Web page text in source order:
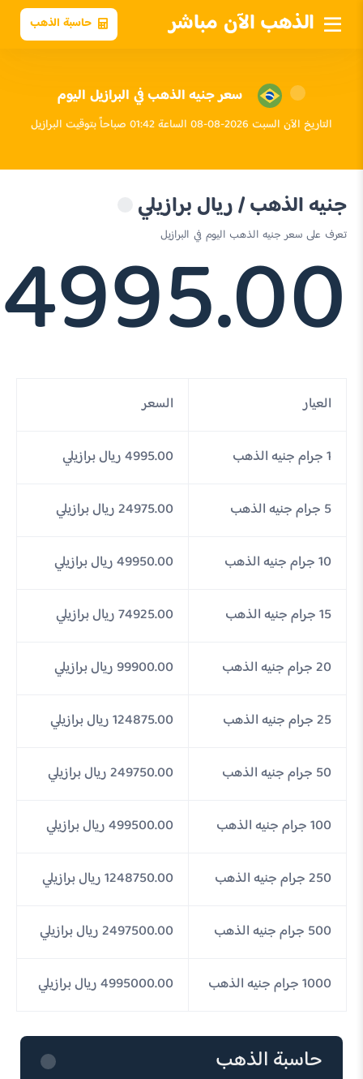
الذهب الآن مباشر حاسبة الذهب
سعر جنيه الذهب في البرازيل اليوم
التاريخ الآن السبت 2026-08-08 الساعة 01:42 صباحاً بتوقيت البرازيل
جنيه الذهب / ريال برازيلي
تعرف على سعر جنيه الذهب اليوم في البرازيل
4995.00
العيار السعر
1 جرام جنيه الذهب 4995.00 ريال برازيلي
5 جرام جنيه الذهب 24975.00 ريال برازيلي
10 جرام جنيه الذهب 49950.00 ريال برازيلي
15 جرام جنيه الذهب 74925.00 ريال برازيلي
20 جرام جنيه الذهب 99900.00 ريال برازيلي
25 جرام جنيه الذهب 124875.00 ريال برازيلي
50 جرام جنيه الذهب 249750.00 ريال برازيلي
100 جرام جنيه الذهب 499500.00 ريال برازيلي
250 جرام جنيه الذهب 1248750.00 ريال برازيلي
500 جرام جنيه الذهب 2497500.00 ريال برازيلي
1000 جرام جنيه الذهب 4995000.00 ريال برازيلي
حاسبة الذهب